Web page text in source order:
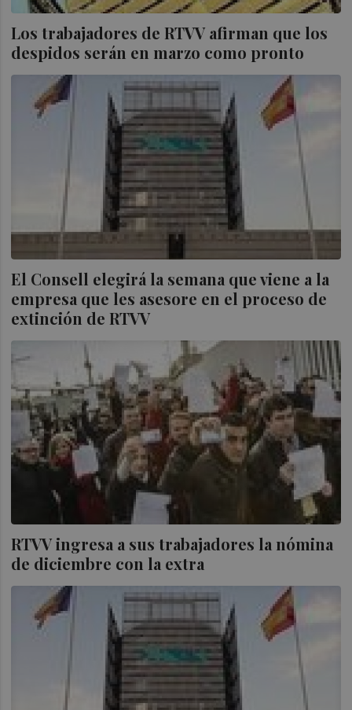
Los trabajadores de RTVV afirman que los
despidos serán en marzo como pronto
El Consell elegirá la semana que viene a la
empresa que les asesore en el proceso de
extinción de RTVV
RTVV ingresa a sus trabajadores la nómina
de diciembre con la extra